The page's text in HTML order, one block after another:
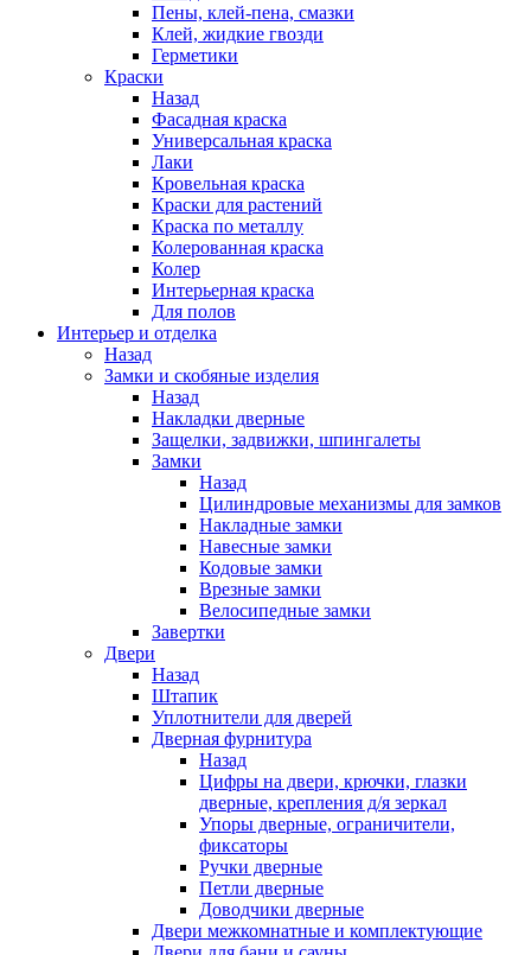
Пены, клей-пена, смазки
Клей, жидкие гвозди
Герметики
Краски
Назад
Фасадная краска
Универсальная краска
Лаки
Кровельная краска
Краски для растений
Краска по металлу
Колерованная краска
Колер
Интерьерная краска
Для полов
Интерьер и отделка
Назад
Замки и скобяные изделия
Назад
Накладки дверные
Защелки, задвижки, шпингалеты
Замки
Назад
Цилиндровые механизмы для замков
Накладные замки
Навесные замки
Кодовые замки
Врезные замки
Велосипедные замки
Завертки
Двери
Назад
Штапик
Уплотнители для дверей
Дверная фурнитура
Назад
Цифры на двери, крючки, глазки
дверные, крепления д/я зеркал
Упоры дверные, ограничители,
фиксаторы
Ручки дверные
Петли дверные
Доводчики дверные
Двери межкомнатные и комплектующие